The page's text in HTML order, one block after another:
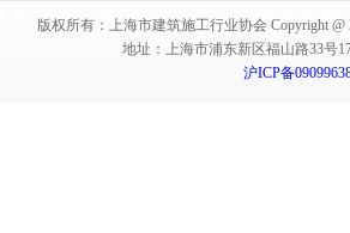
版权所有：上海市建筑施工行业协会 Copyright @
地址：上海市浦东新区福山路33号
沪ICP备